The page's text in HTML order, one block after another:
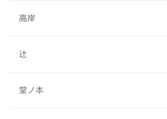
高岸
辻
堂ノ本